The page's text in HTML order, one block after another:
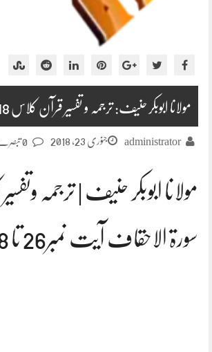
مولانا ابوبکر حنیف: ترجمہ و تفسیر قرآن کلاس 2018-01-23
administrator جنوری 23, 2018
مولانا ابوبکر حنیف | ترجمہ
سورۃ الاحقاف آیت نمبر26 تا 28